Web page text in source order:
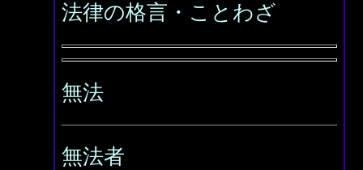
法律の格言・ことわざ
無法
無法者